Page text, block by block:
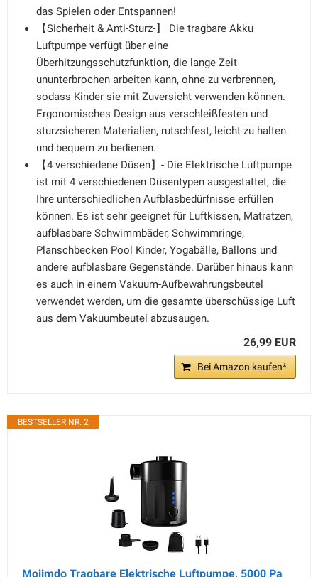
das Spielen oder Entspannen!
【Sicherheit & Anti-Sturz-】 Die tragbare Akku
Luftpumpe verfügt über eine
Überhitzungsschutzfunktion, die lange Zeit
ununterbrochen arbeiten kann, ohne zu verbrennen,
sodass Kinder sie mit Zuversicht verwenden können.
Ergonomisches Design aus verschleißfesten und
sturzsicheren Materialien, rutschfest, leicht zu halten
und bequem zu bedienen.
【4 verschiedene Düsen】- Die Elektrische Luftpumpe
ist mit 4 verschiedenen Düsentypen ausgestattet, die
Ihre unterschiedlichen Aufblasbedürfnisse erfüllen
können. Es ist sehr geeignet für Luftkissen, Matratzen,
aufblasbare Schwimmbäder, Schwimmringe,
Planschbecken Pool Kinder, Yogabälle, Ballons und
andere aufblasbare Gegenstände. Darüber hinaus kann
es auch in einem Vakuum-Aufbewahrungsbeutel
verwendet werden, um die gesamte überschüssige Luft
aus dem Vakuumbeutel abzusaugen.
26,99 EUR
Bei Amazon kaufen*
BESTSELLER NR. 2
Mojimdo Tragbare Elektrische Luftpumpe, 5000 Pa